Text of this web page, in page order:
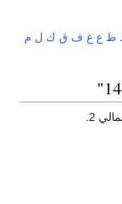
ظ ع غ ف ق ك ل م
2.